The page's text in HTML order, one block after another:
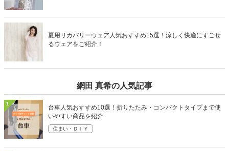
夏用リカバリーウェア人気おすすめ15選！涼しく快適にすごせ
るウェアをご紹介！
網田 真希の人気記事
1
台車人気おすすめ10選！折りたたみ・コンパクトタイプまで使
いやすい商品を紹介
住まい・ＤＩＹ